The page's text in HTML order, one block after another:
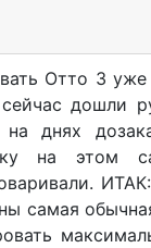
Отто 3
дошли
днях
на этом
самая